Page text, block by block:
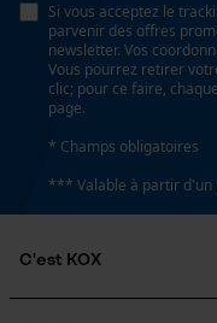
Si vous acceptez le
parvenir des offres
newsletter. Vos
Vous pourrez retirer
clic; pour ce faire,
page.
* Champs obligatoires
*** Valable à partir d'un
C'est KOX
Cookies